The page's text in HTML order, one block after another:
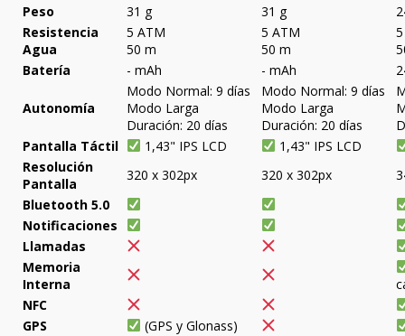
Peso
31 g 31 g
Resistencia
Agua
5 ATM
50 m
5 ATM
50 m
Batería
- mAh - mAh
Autonomía
Modo Normal: 9 días
Modo Larga
Duración: 20 días
Modo Normal: 9 días
Modo Larga
Duración: 20 días
Pantalla Táctil
1,43" IPS LCD
1,43" IPS LCD
Resolución
Pantalla
320 x 302px 320 x 302px
Bluetooth 5.0
Notificaciones
Llamadas
Memoria
Interna
NFC
GPS
(GPS y Glonass)